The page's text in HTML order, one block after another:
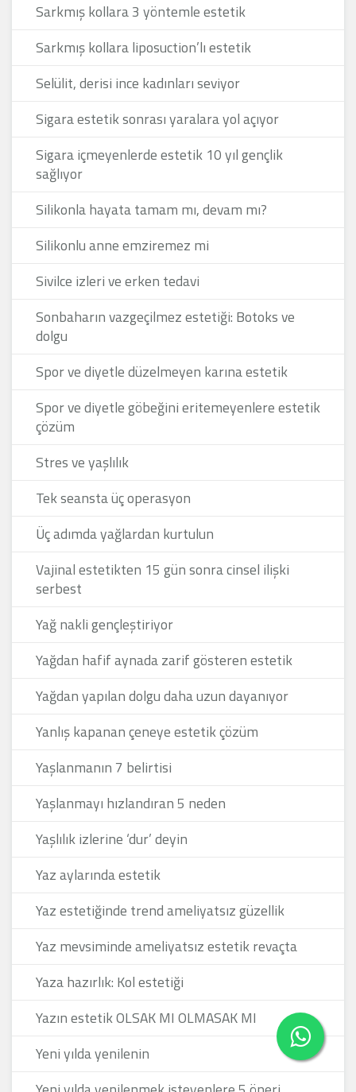
Sarkmış kollara 3 yöntemle estetik
Sarkmış kollara liposuction’lı estetik
Selülit, derisi ince kadınları seviyor
Sigara estetik sonrası yaralara yol açıyor
Sigara içmeyenlerde estetik 10 yıl gençlik
sağlıyor
Silikonla hayata tamam mı, devam mı?
Silikonlu anne emziremez mi
Sivilce izleri ve erken tedavi
Sonbaharın vazgeçilmez estetiği: Botoks ve
dolgu
Spor ve diyetle düzelmeyen karına estetik
Spor ve diyetle göbeğini eritemeyenlere estetik
çözüm
Stres ve yaşlılık
Tek seansta üç operasyon
Üç adımda yağlardan kurtulun
Vajinal estetikten 15 gün sonra cinsel ilişki
serbest
Yağ nakli gençleştiriyor
Yağdan hafif aynada zarif gösteren estetik
Yağdan yapılan dolgu daha uzun dayanıyor
Yanlış kapanan çeneye estetik çözüm
Yaşlanmanın 7 belirtisi
Yaşlanmayı hızlandıran 5 neden
Yaşlılık izlerine ‘dur’ deyin
Yaz aylarında estetik
Yaz estetiğinde trend ameliyatsız güzellik
Yaz mevsiminde ameliyatsız estetik revaçta
Yaza hazırlık: Kol estetiği
Yazın estetik OLSAK MI OLMASAK MI
Yeni yılda yenilenin